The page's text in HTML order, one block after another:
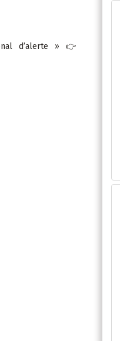
d’alerte » 👉